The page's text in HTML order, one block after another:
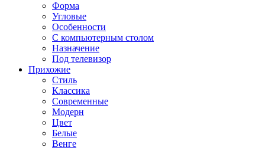
Форма
Угловые
Особенности
С компьютерным столом
Назначение
Под телевизор
Прихожие
Стиль
Классика
Современные
Модерн
Цвет
Белые
Венге